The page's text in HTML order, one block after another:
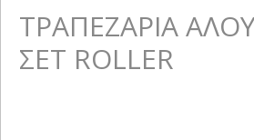
ΤΡΑΠΕΖΑΡΙΑ
ΣΕΤ ROLLER